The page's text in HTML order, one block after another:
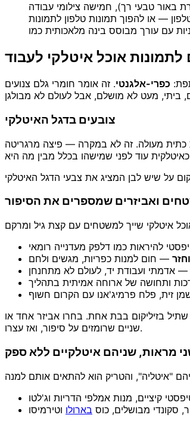
באור טבעי רך), חמישה צילומי עבודה
— או להפוך תמונות טלפון לתמונות
אוכל איטלקי לעבוד
כפרי-אלגנטי. זה אומר חומרי גלם צנועים
צובעים בדגל האיטלקי
כתית מעולה. זה לא במקרה — פיצה מרגריטה
על שיש לבן המציג את צבעי הדגל האיטלקי
ואביזרים שמספרים את הסיפור
שתיל בזיליקום בבת אחת. בחרו אביזר אחד או
שניים שרומזים על סיפור, ואז עצרו.
מראות, שניהם איטלקיים ללא ספק
סקונדי מבושלים, כוס בארולו